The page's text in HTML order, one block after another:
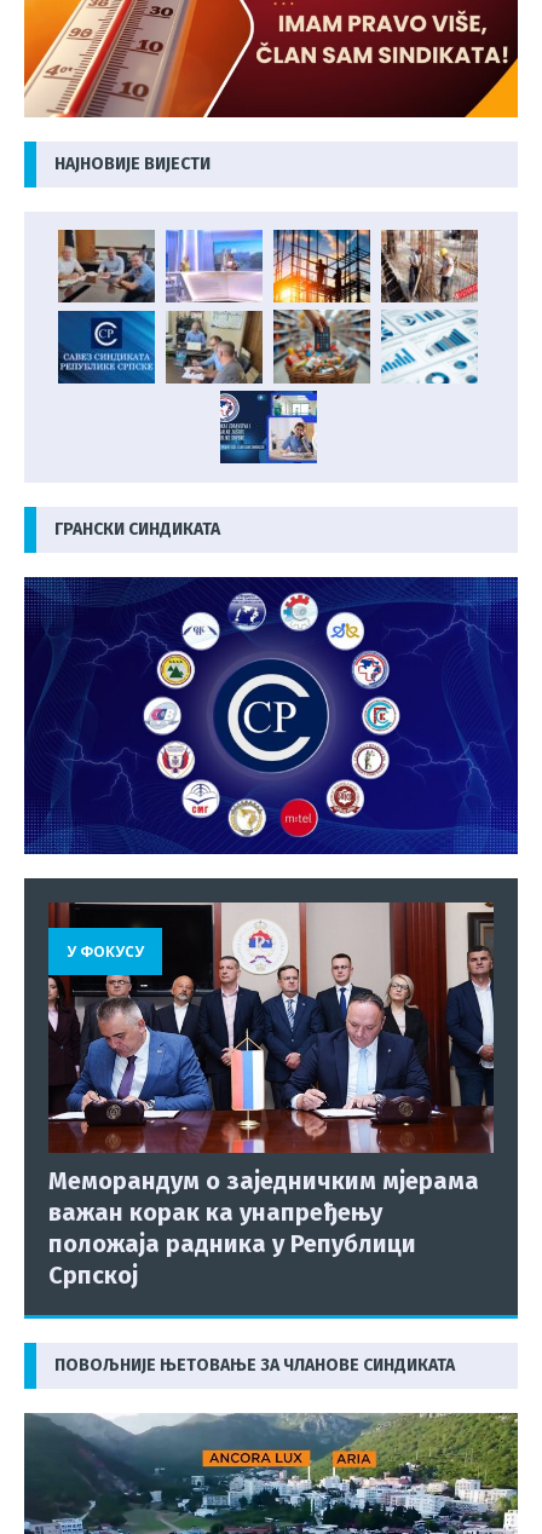
НАЈНОВИЈЕ ВИЈЕСТИ
ГРАНСКИ СИНДИКАТА
У ФОКУСУ
Меморандум о заједничким мјерама
важан корак ка унапређењу
положаја радника у Републици
Српској
ПОВОЉНИЈЕ ЊЕТОВАЊЕ ЗА ЧЛАНОВЕ СИНДИКАТА